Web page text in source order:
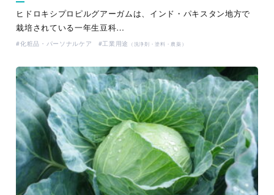
ヒドロキシプロピルグアーガムは、インド・パキスタン地方で
栽培されている一年生豆科…
化粧品・パーソナルケア 工業用途 （洗浄剤・塗料・農薬）